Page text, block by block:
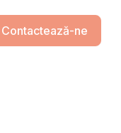
Contactează-ne